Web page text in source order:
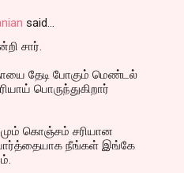
said…
சார்.
தேடி போகும் மெண்டல்
பொருந்துகிறார்
கொஞ்சம் சரியான
நீங்கள் இங்கே